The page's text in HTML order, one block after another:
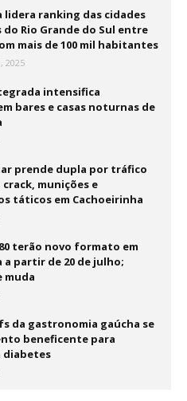
lidera ranking das cidades
do Rio Grande do Sul entre
mais de 100 mil habitantes
2025
intensifica
bares e casas noturnas de
prende dupla por tráfico
crack, munições e
táticos em Cachoeirinha
terão novo formato em
a partir de 20 de julho;
muda
da gastronomia gaúcha se
beneficente para
diabetes